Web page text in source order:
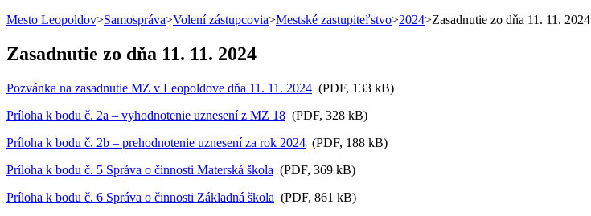
Mesto Leopoldov>Samospráva>Volení zástupcovia>Mestské zastupiteľstvo>2024>Zasadnutie zo dňa 11. 11. 2024
Zasadnutie zo dňa 11. 11. 2024
Pozvánka na zasadnutie MZ v Leopoldove dňa 11. 11. 2024 (PDF, 133 kB)
Príloha k bodu č. 2a – vyhodnotenie uznesení z MZ 18 (PDF, 328 kB)
Príloha k bodu č. 2b – prehodnotenie uznesení za rok 2024 (PDF, 188 kB)
Príloha k bodu č. 5 Správa o činnosti Materská škola (PDF, 369 kB)
Príloha k bodu č. 6 Správa o činnosti Základná škola (PDF, 861 kB)